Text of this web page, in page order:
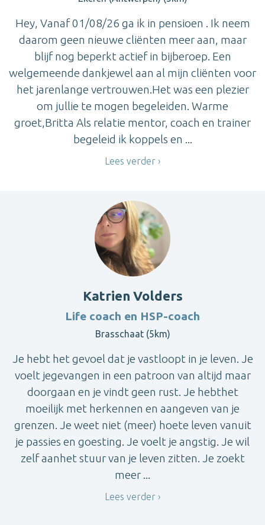
Hey, Vanaf 01/08/26 ga ik in pensioen . Ik neem
daarom geen nieuwe cliënten meer aan, maar
blijf nog beperkt actief in bijberoep. Een
welgemeende dankjewel aan al mijn cliënten voor
het jarenlange vertrouwen.Het was een plezier
om jullie te mogen begeleiden. Warme
groet,Britta Als relatie mentor, coach en trainer
begeleid ik koppels en ...
Lees verder
Katrien Volders
Life coach en HSP-coach
Brasschaat (5km)
Je hebt het gevoel dat je vastloopt in je leven. Je
voelt jegevangen in een patroon van altijd maar
doorgaan en je vindt geen rust. Je hebthet
moeilijk met herkennen en aangeven van je
grenzen. Je weet niet (meer) hoete leven vanuit
je passies en goesting. Je voelt je angstig. Je wil
zelf aanhet stuur van je leven zitten. Je zoekt
meer ...
Lees verder